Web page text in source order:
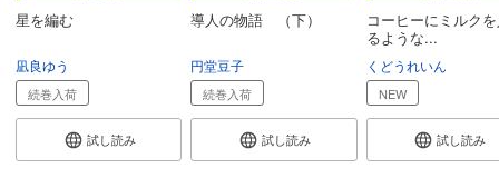
星を編む
凪良ゆう
続巻入荷
試し読み
導人の物語 （下）
円堂豆子
続巻入荷
試し読み
コーヒーにミルク
るような...
くどうれいん
NEW
試し読み